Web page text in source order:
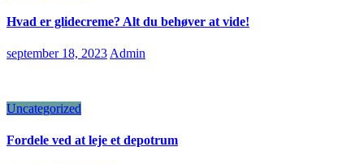
Hvad er glidecreme? Alt du behøver at vide!
september 18, 2023 Admin
Uncategorized
Fordele ved at leje et depotrum